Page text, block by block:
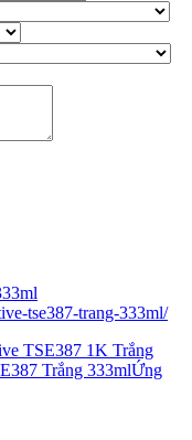
tse387-trang-333ml/
TSE387 1K Trắng
Trắng 333mlỨng